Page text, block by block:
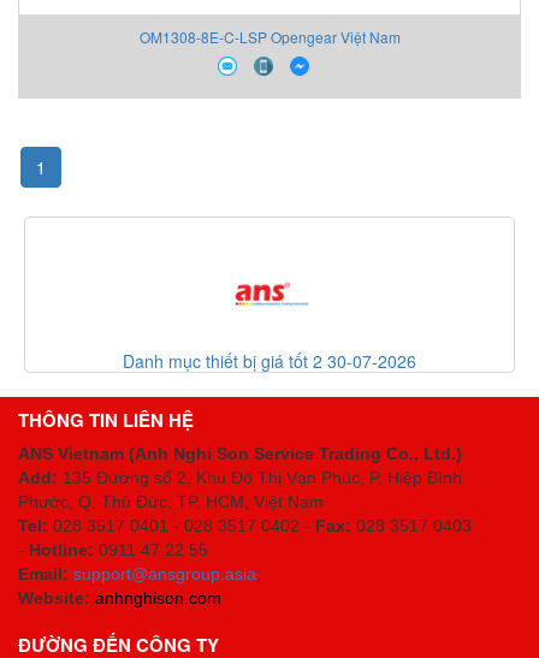
OM1308-8E-C-LSP Opengear Việt Nam
1
Danh mục thiết bị giá tốt 2 30-07-2026
THÔNG TIN LIÊN HỆ
ANS Vietnam (Anh Nghi Son Service Trading Co., Ltd.)
Add: 135 Đường số 2, Khu Đô Thị Vạn Phúc, P. Hiệp Bình
Phước, Q. Thủ Đức, TP. HCM , Việt Nam
Tel: 028 3517 0401 - 028 3517 0402 - Fax: 028 3517 0403
- Hotline: 0911 47 22 55
Email: support@ansgroup.asia;
Website: anhnghison.com
ĐƯỜNG ĐẾN CÔNG TY